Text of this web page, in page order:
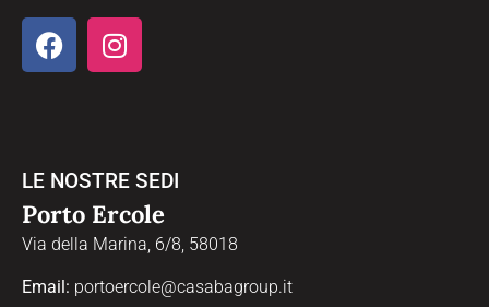
LE NOSTRE SEDI
Porto Ercole
Via della Marina, 6/8, 58018
Email: portoercole@casabagroup.it